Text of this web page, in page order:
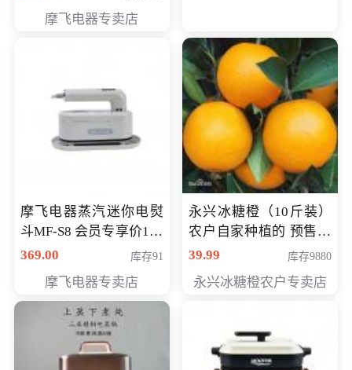
摩飞电器专卖店
摩飞电器蒸汽迷你电熨
斗MF-S8 会员专享价168
元
369.00 库存91
摩飞电器专卖店
永兴冰糖橙（10斤装）
农户自家种植的 预售10
万斤 会员包邮专享价
39.99 库存9880
永兴冰糖橙农户专卖店